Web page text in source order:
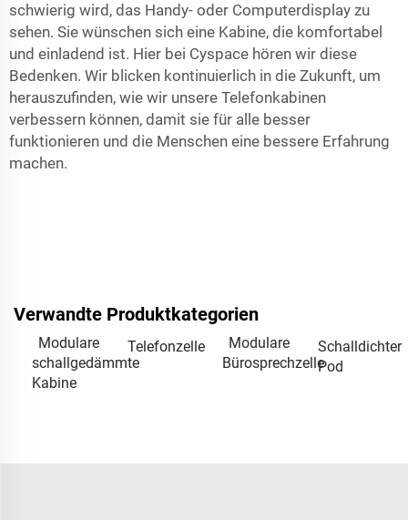
schwierig wird, das Handy- oder Computerdisplay zu
sehen. Sie wünschen sich eine Kabine, die komfortabel
und einladend ist. Hier bei Cyspace hören wir diese
Bedenken. Wir blicken kontinuierlich in die Zukunft, um
herauszufinden, wie wir unsere Telefonkabinen
verbessern können, damit sie für alle besser
funktionieren und die Menschen eine bessere Erfahrung
machen.
Verwandte Produktkategorien
Modulare
schallgedämmte
Kabine
Telefonzelle
Modulare
Bürosprechzelle
Schalldichter
Pod